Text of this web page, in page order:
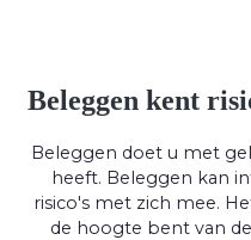
Beleggen kent
Beleggen doet u met
heeft. Beleggen kan
risico's met zich mee.
de hoogte bent van